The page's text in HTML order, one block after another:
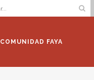
COMUNIDAD FAYA